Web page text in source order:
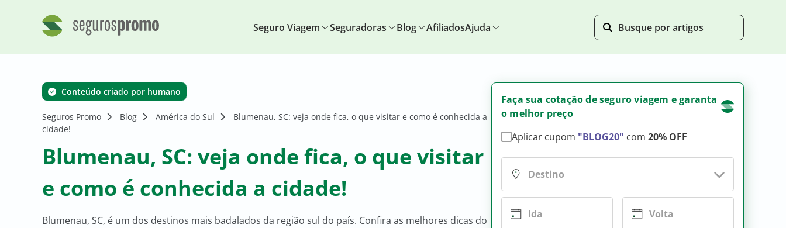
Seguro Viagem Seguradoras Blog AfiliadosAjuda
Conteúdo criado por humano
Seguros Promo Blog América do Sul
Blumenau, SC: veja onde fica, o que visitar e como é conhecida a
cidade!
Blumenau, SC: veja onde fica, o que visitar
e como é conhecida a cidade!
Blumenau, SC, é um dos destinos mais badalados da região sul do país. Confira as melhores dicas do
Faça sua cotação de seguro viagem e garanta
o melhor preço
Aplicar cupom "BLOG20" com 20% OFF